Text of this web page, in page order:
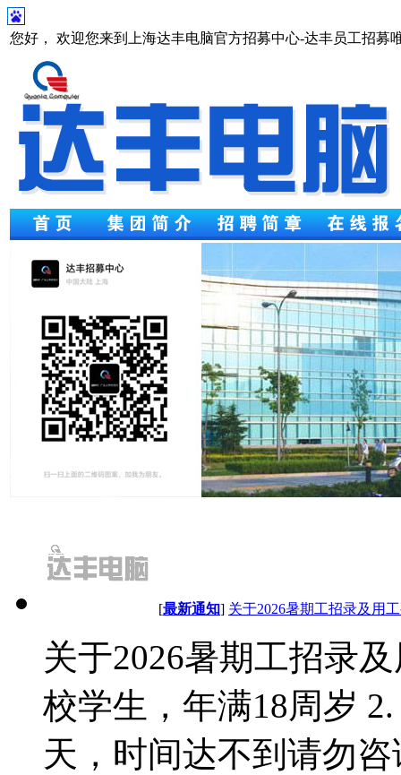
您好， 欢迎您来到上海达丰电脑官方招募中心-达丰员工招募
[最新通知] 关于2026暑期工招录及用
关于2026暑期工招录
校学生，年满18周岁
天，时间达不到请勿